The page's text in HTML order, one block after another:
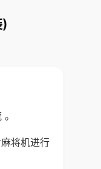
将机进行